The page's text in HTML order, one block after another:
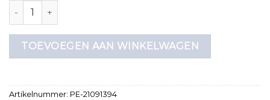
t shirt grote zus aantal
TOEVOEGEN AAN WINKELWAGEN
Artikelnummer: PE-21091394